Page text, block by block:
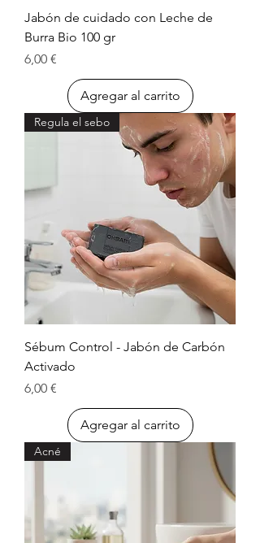
Jabón de cuidado con Leche de
Burra Bio 100 gr
Precio
6,00 €
Agregar al carrito
Regula el sebo
Sébum Control - Jabón de Carbón
Activado
Precio
6,00 €
Agregar al carrito
Acné